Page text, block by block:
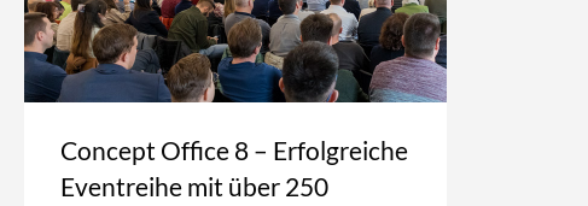
Concept Office 8 – Erfolgreiche
Eventreihe mit über 250